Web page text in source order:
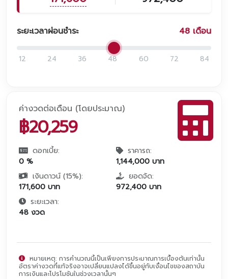
ระยะเวลาผ่อนชำระ 48 เดือน
12 24 36 48 60 72 84
ค่างวดต่อเดือน (โดยประมาณ)
฿20,259
ดอกเบี้ย:
0 %
ราคารถ:
1,144,000 บาท
เงินดาวน์ (15%):
171,600 บาท
ยอดจัด:
972,400 บาท
ระยะเวลา:
48 งวด
หมายเหตุ: การคำนวณนี้เป็นเพียงการประมาณการเบื้องต้นเท่านั้น
อัตราค่างวดที่แท้จริงอาจเปลี่ยนแปลงได้ขึ้นอยู่กับเงื่อนไขของสถาบัน
การเงินและโปรโมชันในช่วงเวลานั้นๆ